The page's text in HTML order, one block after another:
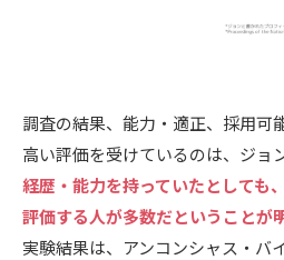
調査の結果、能力・適正、採用可
高い評価を受けているのは、ジョ
経歴・能力を持っていたとしても
評価する人が多数だということが
実験結果は、アンコンシャス・バ